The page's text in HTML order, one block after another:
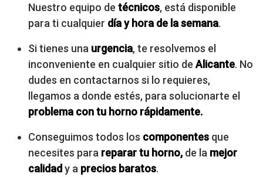
Nuestro equipo de técnicos, está disponible
para ti cualquier día y hora de la semana.
Si tienes una urgencia, te resolvemos el
inconveniente en cualquier sitio de Alicante. No
dudes en contactarnos si lo requieres,
llegamos a donde estés, para solucionarte el
problema con tu horno rápidamente.
Conseguimos todos los componentes que
necesites para reparar tu horno, de la mejor
calidady a precios baratos.